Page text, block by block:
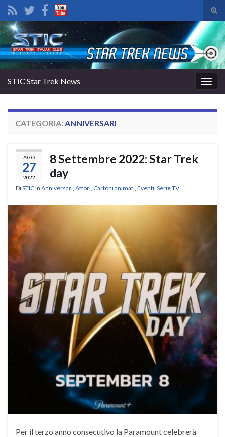
il
di
Search for:
la
STIC Star Trek News
CATEGORIA: ANNIVERSARI
AGO
27
2022
8 Settembre 2022: Star Trek
day
DiSTICin Anniversari Attori Cartoni animati Eventi Serie TV
Per il terzo anno consecutivo la Paramount celebrerà